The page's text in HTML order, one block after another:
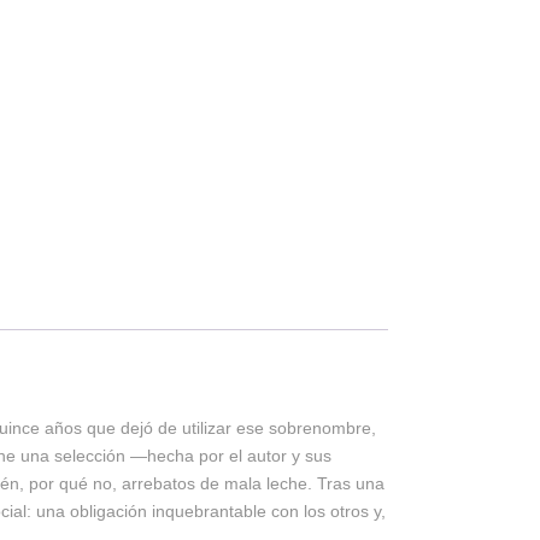
años que dejó de utilizar ese sobrenombre,
una selección —hecha por el autor y sus
por qué no, arrebatos de mala leche. Tras una
una obligación inquebrantable con los otros y,